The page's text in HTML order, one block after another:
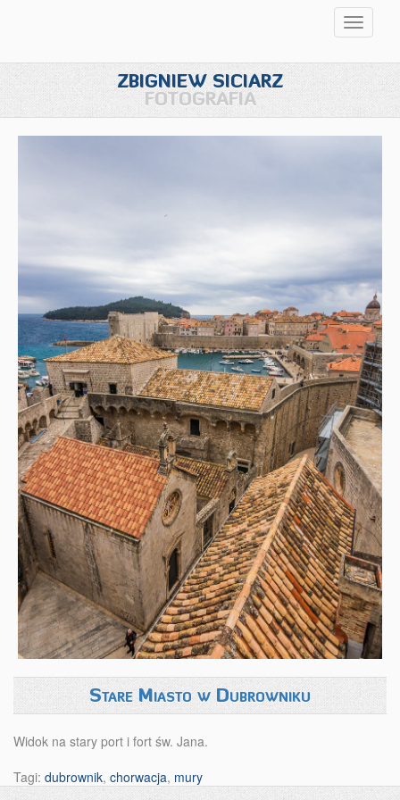
ZBIGNIEW SICIARZ
FOTOGRAFIA
Stare Miasto w Dubrowniku
Widok na stary port i fort św. Jana.
Tagi: dubrownik, chorwacja, mury